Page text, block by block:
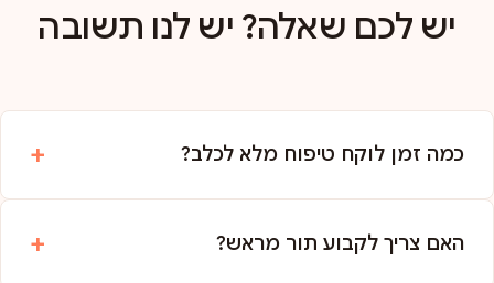
יש לכם שאלה? יש לנו תשובה
כמה זמן לוקח טיפוח מלא לכלב?
האם צריך לקבוע תור מראש?